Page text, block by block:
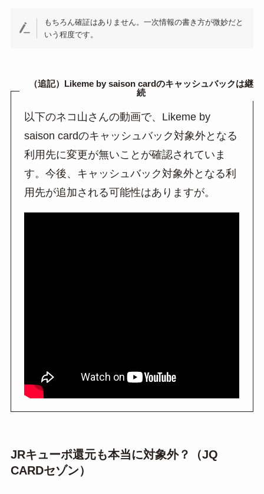
もちろん確証はありません。一次情報の書き方が微妙だと
いう程度です。
（追記）Likeme by saison cardのキャッシュバックは継
続
以下のネコ山さんの動画で、Likeme by
saison cardのキャッシュバック対象外となる
利用先に変更が無いことが確認されていま
す。今後、キャッシュバック対象外となる利
用先が追加される可能性はありますが。
JRキューポ還元も本当に対象外？（JQ
CARDセゾン）